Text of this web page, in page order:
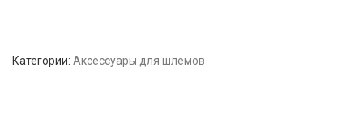
Категории: Аксессуары для шлемов